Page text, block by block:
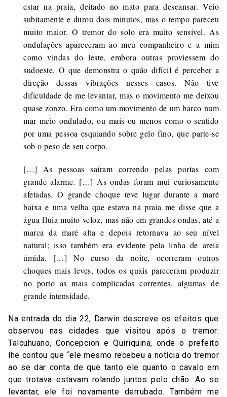
estar na praia, deitado no mato para descansar. Veio
subitamente e durou dois minutos, mas o tempo pareceu
muito maior. O tremor do solo era muito sensível. As
ondulações apareceram ao meu companheiro e a mim
como vindas do leste, embora outras proviessem do
sudoeste. O que demonstra o quão difícil é perceber a
direção dessas vibrações nesses casos. Não tive
dificuldade de me levantar, mas o movimento me deixou
quase zonzo. Era como um movimento de um barco num
mar meio ondulado, ou mais ou menos como o sentido
por uma pessoa esquiando sobre gelo fino, que parte-se
sob o peso de seu corpo.
[…] As pessoas saíram correndo pelas portas com
grande alarme. […] As ondas foram mui curiosamente
afetadas. O grande choque teve lugar durante a maré
baixa e uma velha que estava na praia me disse que a
água fluia muito veloz, mas não em grandes ondas, até a
marca da maré alta e depois retornava ao seu nível
natural; isso também era evidente pela linha de areia
úmida. […] No curso da noite, ocorreram outros
choques mais leves, todos os quais pareceram produzir
no porto as mais complicadas correntes, algumas de
grande intensidade.
Na entrada do dia 22, Darwin descreve os efeitos que
observou nas cidades que visitou após o tremor:
Talcuhuano, Concepcion e Quiriquina, onde o prefeito
lhe contou que “ele mesmo recebeu a notícia do tremor
ao se dar conta de que tanto ele quanto o cavalo em
que trotava estavam rolando juntos pelo chão. Ao se
levantar, ele foi novamente derrubado. Também me